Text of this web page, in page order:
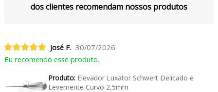
dos clientes recomendam nossos produtos
José F. 30/07/2026
Eu recomendo esse produto.
Produto:Elevador Luxator Schwert Delicado e
Levemente Curvo 2,5mm